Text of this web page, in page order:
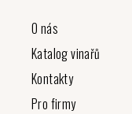
O nás
Katalog vinařů
Kontakty
Pro firmy